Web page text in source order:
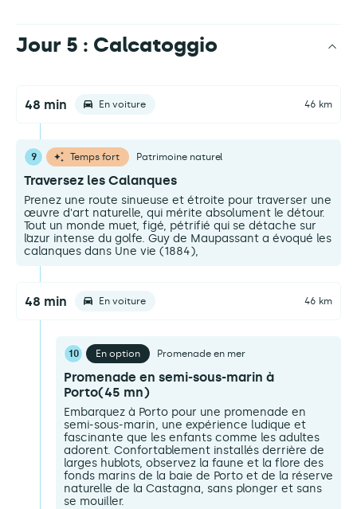
Jour 5 : Calcatoggio
48 min En voiture 46 km
9 Temps fort Patrimoine naturel
Traversez les Calanques
Prenez une route sinueuse et étroite pour traverser une
œuvre d'art naturelle, qui mérite absolument le détour.
Tout un monde muet, figé, pétrifié qui se détache sur
l’azur intense du golfe. Guy de Maupassant a évoqué les
calanques dans Une vie (1884),
48 min En voiture 46 km
10 En option Promenade en mer
Promenade en semi-sous-marin à
Porto(45 mn)
Embarquez à Porto pour une promenade en
semi-sous-marin, une expérience ludique et
fascinante que les enfants comme les adultes
adorent. Confortablement installés derrière de
larges hublots, observez la faune et la flore des
fonds marins de la baie de Porto et de la réserve
naturelle de la Castagna, sans plonger et sans
se mouiller.